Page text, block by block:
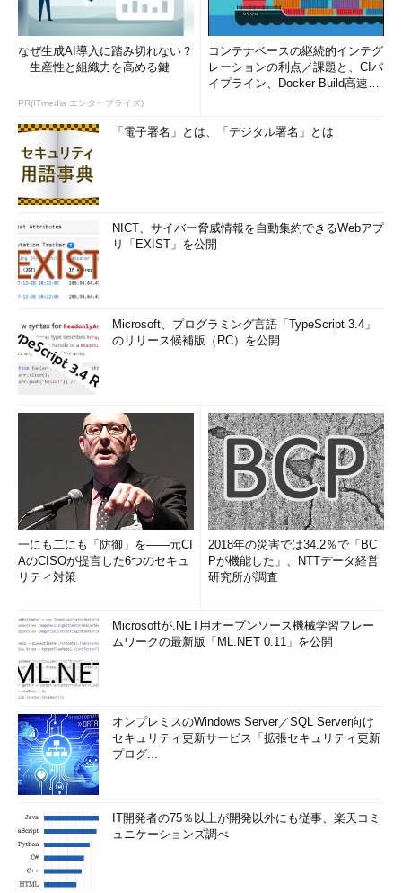
なぜ生成AI導入に踏み切れない？
生産性と組織力を高める鍵
PR(ITmedia エンタープライズ)
コンテナベースの継続的インテグ
レーションの利点／課題と、CIパ
イプライン、Docker Build高速化
「電子署名」とは、「デジタル署名」とは
NICT、サイバー脅威情報を自動集約できるWebアプ
リ「EXIST」を公開
Microsoft、プログラミング言語「TypeScript 3.4」
のリリース候補版（RC）を公開
一にも二にも「防御」を――元CI
AのCISOが提言した6つのセキュ
リティ対策
2018年の災害では34.2％で「BC
Pが機能した」、NTTデータ経営
研究所が調査
Microsoftが.NET用オープンソース機械学習フレー
ムワークの最新版「ML.NET 0.11」を公開
オンプレミスのWindows Server／SQL Server向け
セキュリティ更新サービス「拡張セキュリティ更新
プログ...
IT開発者の75％以上が開発以外にも従事、楽天コミ
ュニケーションズ調べ